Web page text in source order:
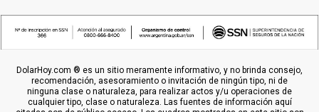
DolarHoy.com ® es un sitio meramente informativo, y no brinda consejo,
recomendación, asesoramiento o invitación de ningún tipo, ni de
ninguna clase o naturaleza, para realizar actos y/u operaciones de
cualquier tipo, clase o naturaleza. Las fuentes de información aquí